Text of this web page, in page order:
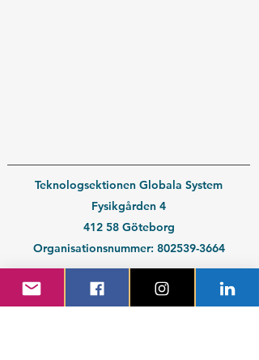
Teknologsektionen Globala System
Fysikgården 4
412 58 Göteborg
Organisationsnummer: 802539-3664
En del avChalmers Studentkår